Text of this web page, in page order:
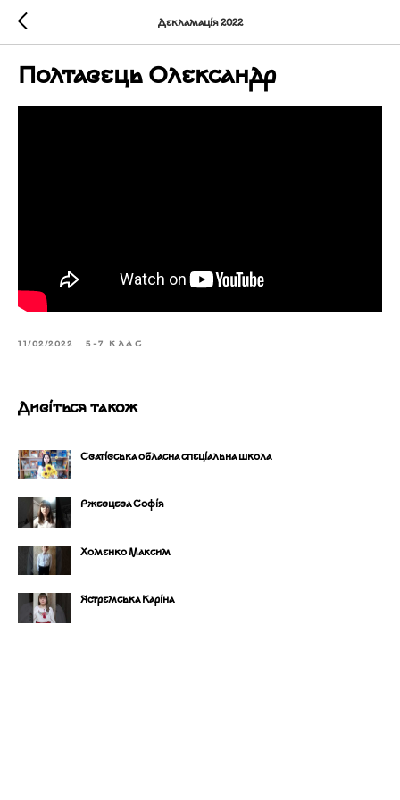
Декламація 2022
Полтавець Олександр
11/02/2022 5-7 КЛАС
Дивіться також
Сватівська обласна спеціальна школа
Ржевцева Софія
Хоменко Максим
Ястремська Каріна